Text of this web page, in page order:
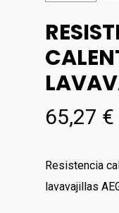
65,27 €
Resistencia
lavavajillas